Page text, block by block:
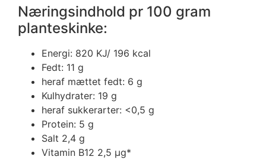
Næringsindhold pr 100 gram
planteskinke:
Energi: 820 KJ/ 196 kcal
Fedt: 11 g
heraf mættet fedt: 6 g
Kulhydrater: 19 g
heraf sukkerarter: <0,5 g
Protein: 5 g
Salt 2,4 g
Vitamin B12 2,5 μg*